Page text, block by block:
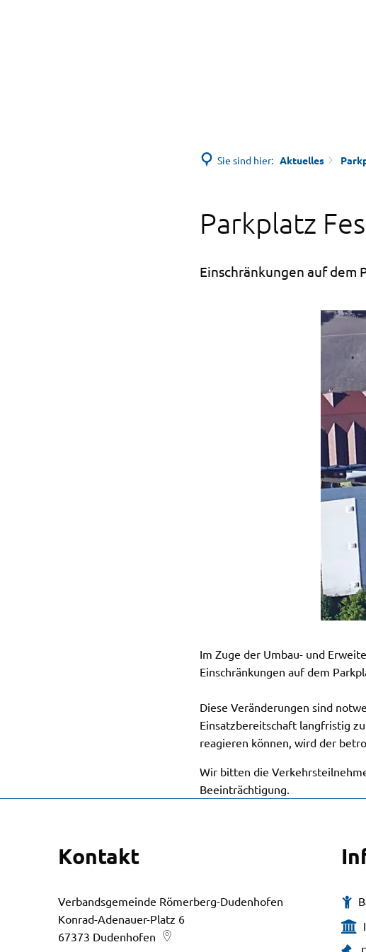
Sie sind hier: Aktuelles
Parkplatz
Einschränkungen auf dem
Im Zuge der Umbau- und
Einschränkungen auf dem
Diese Veränderungen sind
Einsatzbereitschaft langfristig
reagieren können, wird der
Wir bitten die
Beeinträchtigung.
Kontakt
Verbandsgemeinde Römerberg-Dudenhofen
Konrad-Adenauer-Platz 6
67373 Dudenhofen